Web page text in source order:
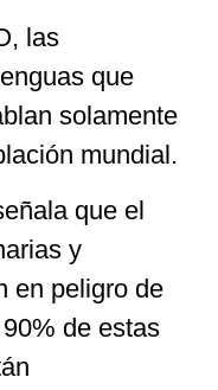
las
que
solamente
mundial.
que el
y
en peligro de
de estas